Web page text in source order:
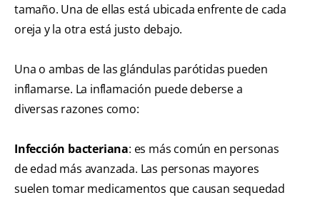
tamaño. Una de ellas está ubicada enfrente de cada
oreja y la otra está justo debajo.
Una o ambas de las glándulas parótidas pueden
inflamarse. La inflamación puede deberse a
diversas razones como:
Infección bacteriana: es más común en personas
de edad más avanzada. Las personas mayores
suelen tomar medicamentos que causan sequedad